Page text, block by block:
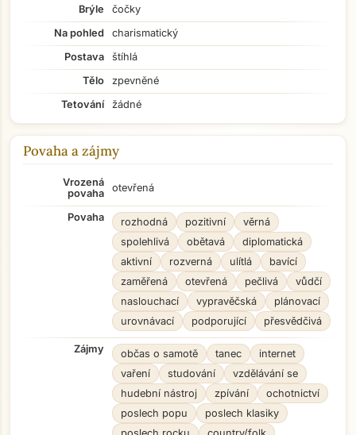
Brýle
čočky
Na pohled
charismatický
Postava
štíhlá
Tělo
zpevněné
Tetování
žádné
Povaha a zájmy
Vrozená
povaha
otevřená
Povaha rozhodná pozitivní
věrná
spolehlivá
obětavá
diplomatická
aktivní
rozverná ulítlá
bavící
zaměřená
otevřená pečlivá
vůdčí
naslouchací
vypravěčská
plánovací
urovnávací
podporující přesvědčivá
Zájmy občas o samotě tanec
internet
vaření
studování
vzdělávání se
hudební nástroj
zpívání
ochotnictví
poslech popu
poslech klasiky